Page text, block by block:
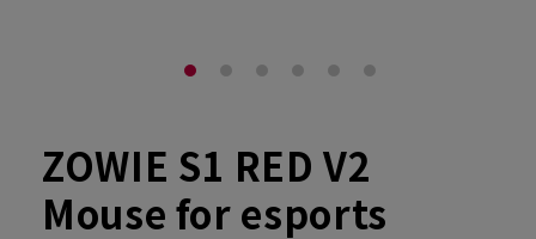
ZOWIE S1 RED V2
Mouse for esports